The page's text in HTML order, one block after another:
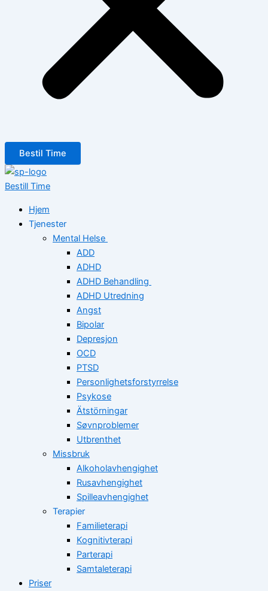
Bestil Time
Bestill Time
Hjem
Tjenester
Mental Helse
ADD
ADHD
ADHD Behandling
ADHD Utredning
Angst
Bipolar
Depresjon
OCD
PTSD
Personlighetsforstyrrelse
Psykose
Ätstörningar
Søvnproblemer
Utbrenthet
Missbruk
Alkoholavhengighet
Rusavhengighet
Spilleavhengighet
Terapier
Familieterapi
Kognitivterapi
Parterapi
Samtaleterapi
Priser